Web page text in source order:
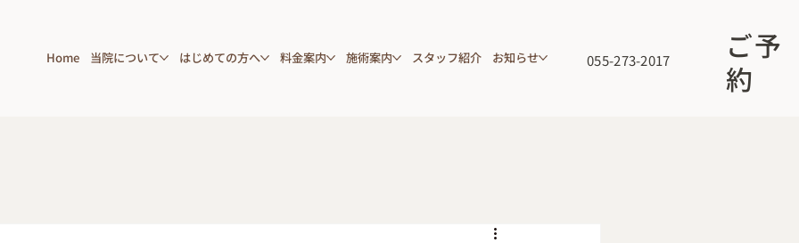
ご予
約
Home 当院について はじめての方へ 料金案内 施術案内 スタッフ紹介 お知らせ 055-273-2017